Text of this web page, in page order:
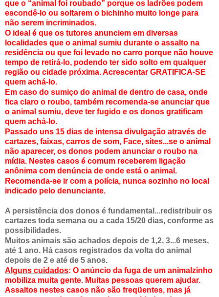
que o “animal foi roubado” porque os ladrões podem
escondê-lo ou soltarem o bichinho muito longe para
não serem incriminados.
O ideal é que os tutores anunciem em diversas
localidades que o animal sumiu durante o assalto na
residência ou que foi levado no carro porque não houve
tempo de retirá-lo, podendo ter sido solto em qualquer
região ou cidade próxima. Acrescentar GRATIFICA-SE
quem achá-lo.
Em caso do sumiço do animal de dentro de casa, onde
fica claro o roubo, também recomenda-se anunciar que
o animal sumiu, deve ter fugido e os donos gratificam
quem achá-lo.
Passado uns 15 dias de intensa divulgação através de
cartazes, faixas, carros de som, Face, sites...se o animal
não aparecer, os donos podem anunciar o roubo na
mídia. Nestes casos é comum receberem ligação
anônima com denúncia de onde está o animal.
Recomenda-se ir com a polícia, nunca sozinho no local
indicado pelo denunciante.
A persistência dos donos é fundamental...redistribuir os
cartazes toda semana ou a cada 15/20 dias, conforme as
possibilidades.
Muitos animais são achados depois de 1,2, 3...6 meses,
até 1 ano. Há casos registrados da volta do animal
depois de 2 e até de 5 anos.
Alguns cuidados: O anúncio da fuga de um animalzinho
mobiliza muita gente. Muitas pessoas querem ajudar.
Assaltos nestes casos não são freqüentes, mas já